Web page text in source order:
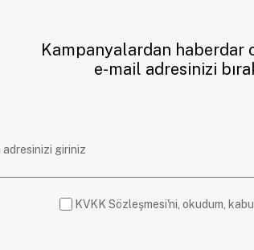
Kampanyalardan haberdar
e-mail adresinizi
KVKK Sözleşmesi'ni, okudum,